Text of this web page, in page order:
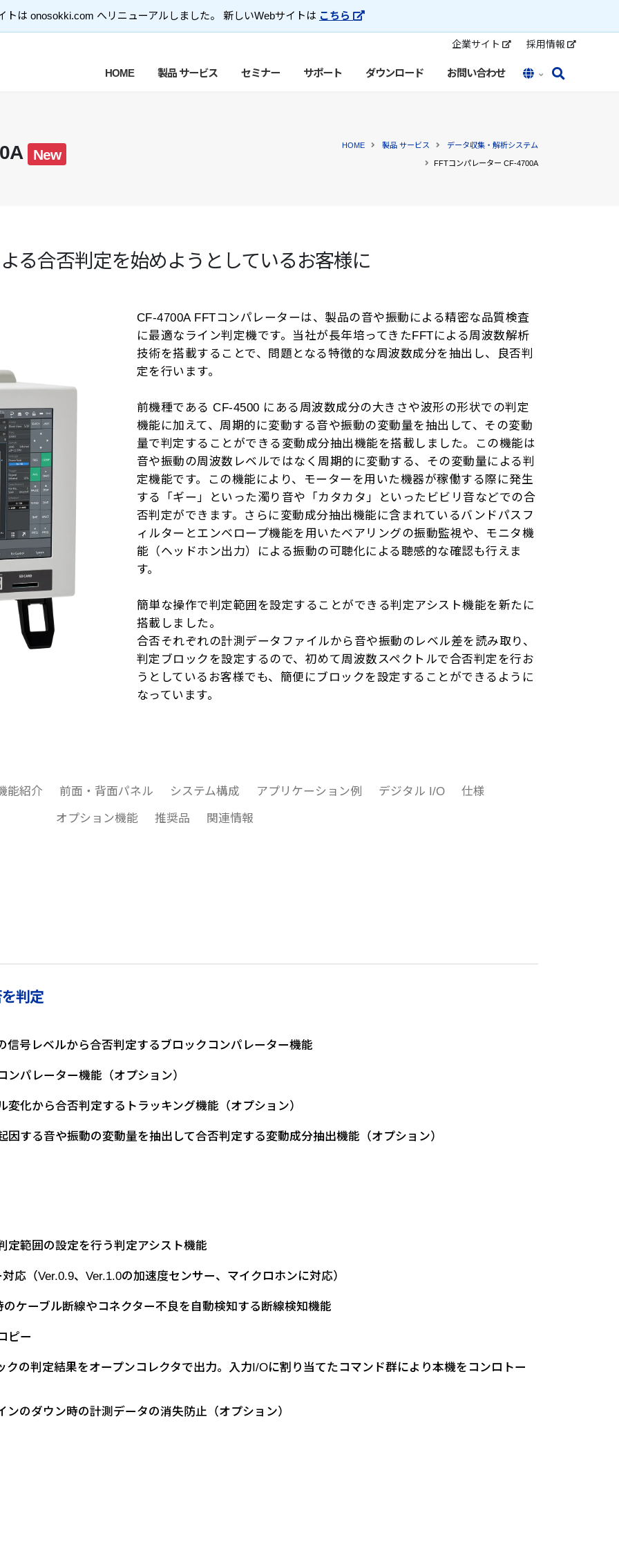
トは onosokki.com へリニューアルしました。 新しいWebサイトは こちら
企業サイト 採用情報
HOME 製品 サービス セミナー サポート ダウンロード お問い合わせ
New
HOME 製品 サービス データ収集・解析システム
FFTコンパレーター CF-4700A
る合否判定を始めようとしているお客様に
CF-4700A FFTコンパレーターは、製品の音や振動による精密な品質検査
に最適なライン判定機です。当社が長年培ってきたFFTによる周波数解析
技術を搭載することで、問題となる特徴的な周波数成分を抽出し、良否判
定を行います。
前機種である CF-4500 にある周波数成分の大きさや波形の形状での判定
機能に加えて、周期的に変動する音や振動の変動量を抽出して、その変動
量で判定することができる変動成分抽出機能を搭載しました。この機能は
音や振動の周波数レベルではなく周期的に変動する、その変動量による判
定機能です。この機能により、モーターを用いた機器が稼働する際に発生
する「ギー」といった濁り音や「カタカタ」といったビビリ音などでの合
否判定ができます。さらに変動成分抽出機能に含まれているバンドパスフ
ィルターとエンベロープ機能を用いたベアリングの振動監視や、モニタ機
能（ヘッドホン出力）による振動の可聴化による聴感的な確認も行えま
す。
簡単な操作で判定範囲を設定することができる判定アシスト機能を新たに
搭載しました。
合否それぞれの計測データファイルから音や振動のレベル差を読み取り、
判定ブロックを設定するので、初めて周波数スペクトルで合否判定を行お
うとしているお客様でも、簡便にブロックを設定することができるように
なっています。
能紹介 前面・背面パネル システム構成 アプリケーション例 デジタル I/O 仕様
オプション機能 推奨品 関連情報
判定
号レベルから合否判定するブロックコンパレーター機能
パレーター機能（オプション）
化から合否判定するトラッキング機能（オプション）
する音や振動の変動量を抽出して合否判定する変動成分抽出機能（オプション）
範囲の設定を行う判定アシスト機能
応（Ver.0.9、Ver.1.0の加速度センサー、マイクロホンに対応）
ケーブル断線やコネクター不良を自動検知する断線検知機能
ピー
の判定結果をオープンコレクタで出力。入力I/Oに割り当てたコマンド群により本機をコンロトー
のダウン時の計測データの消失防止（オプション）